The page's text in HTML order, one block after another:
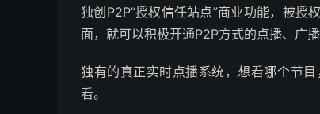
独创P2P“授权信任站点”商业功能，被授
面，就可以积极开通P2P方式的点播、广播
独有的真正实时点播系统，想看哪个节
看。